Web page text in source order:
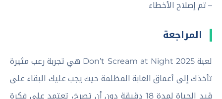
– تم إصلاح الأخطاء
المراجعة
لعبة Don’t Scream at Night 2025 هي تجربة رعب مثيرة
تأخذك إلى أعماق الغابة المظلمة حيث يجب عليك البقاء على
قيد الحياة لمدة 18 دقيقة دون أن تصرخ، تعتمد على فكرة